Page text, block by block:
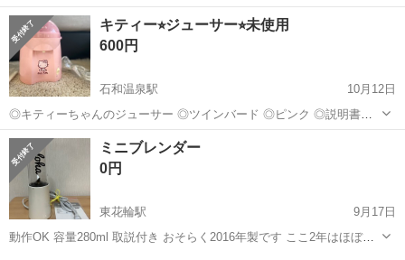
出来ます、イリコの粉末、大根おろし、根菜のみじん切り、等々。
山梨 甲府市 キッチン家電 カッター
キティー⭐︎ジューサー⭐︎未使用
600円
石和温泉駅
10月12日
◎キティーちゃんのジューサー ◎ツインバード ◎ピンク ◎説明書無
し ◎ブラシ付き 長年の倉庫保管に付き 箱は劣化してます 動くか確認
のため袋から出して 電源入れてみました。 稼働しました。 ビニール
に入ってたので 本体は...
山梨 笛吹市 石和温泉駅
ミニブレンダー
0円
東花輪駅
9月17日
動作OK 容量280ml 取説付き おそらく2016年製です ここ2年はほぼ使